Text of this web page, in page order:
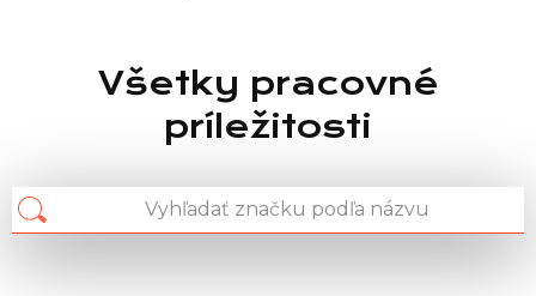
Všetky pracovné
príležitosti